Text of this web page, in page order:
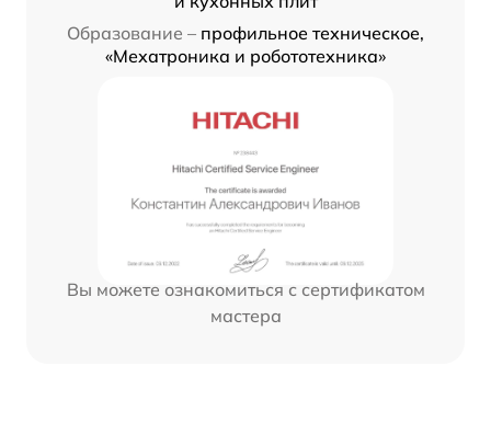
Образование – профильное техническое,
«Мехатроника и робототехника»
Вы можете ознакомиться с сертификатом
мастера